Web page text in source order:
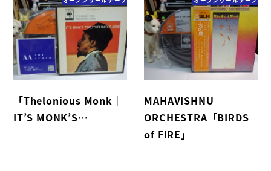
「Thelonious Monk｜
IT’S MONK’S…
MAHAVISHNU
ORCHESTRA「BIRDS
of FIRE」